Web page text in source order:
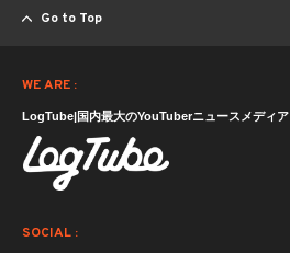
Go to Top
WE ARE :
LogTube|国内最大のYouTuberニュースメディア
SOCIAL :